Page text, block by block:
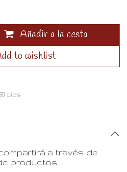
Añadir a la cesta
to wishlist
días
a través de
productos.